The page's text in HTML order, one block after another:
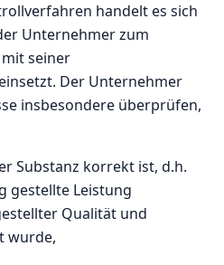
handelt es sich
Unternehmer zum
seiner
Der Unternehmer
insbesondere überprüfen,
Substanz korrekt ist, d.h.
gestellte Leistung
Qualität und
wurde,